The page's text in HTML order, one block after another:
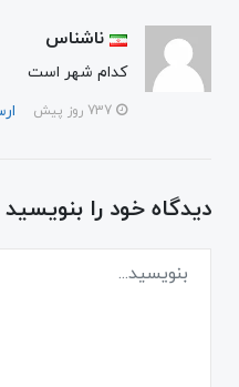
ناشناس
کدام شهر است
دیدگاه خود را بنویسید